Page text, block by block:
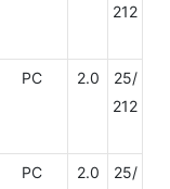
212
PC 2.0
25/
212
PC 2.0
25/